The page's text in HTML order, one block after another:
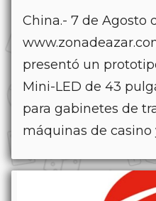
China.- 7 de Agosto
presentó un
Mini-LED de 43
para gabinetes de
máquinas de casino